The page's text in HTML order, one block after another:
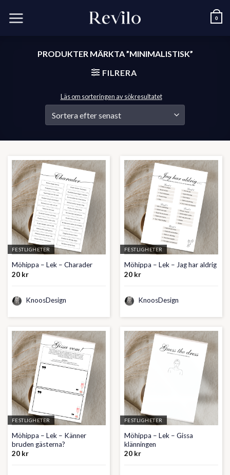
0
PRODUKTER MÄRKTA ”MINIMALISTISK”
FILRERA
Läs om sorteringen av sökresultatet
FESTLIGHETER
Möhippa – Lek – Charader
20 kr
KnoosDesign
FESTLIGHETER
Möhippa – Lek – Jag har aldrig
20 kr
KnoosDesign
FESTLIGHETER
Möhippa – Lek – Känner
bruden gästerna?
20 kr
FESTLIGHETER
Möhippa – Lek – Gissa
klänningen
20 kr